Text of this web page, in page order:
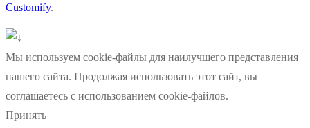
Customify.
Мы используем cookie-файлы для наилучшего представления
нашего сайта. Продолжая использовать этот сайт, вы
соглашаетесь с использованием cookie-файлов.
Принять